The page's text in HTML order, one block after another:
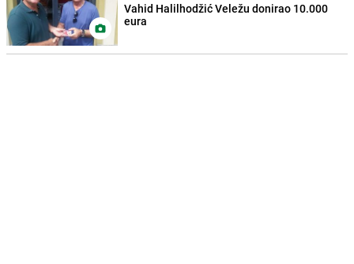
Vahid Halilhodžić Veležu donirao 10.000
eura